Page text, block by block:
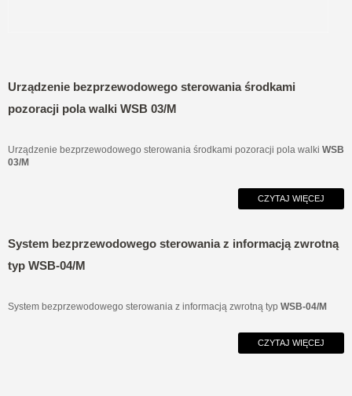
Urządzenie bezprzewodowego sterowania środkami
pozoracji pola walki WSB 03/M
Urządzenie bezprzewodowego sterowania środkami pozoracji pola walki WSB
03/M
CZYTAJ WIĘCEJ
System bezprzewodowego sterowania z informacją zwrotną
typ WSB-04/M
System bezprzewodowego sterowania z informacją zwrotną typ WSB-04/M
CZYTAJ WIĘCEJ